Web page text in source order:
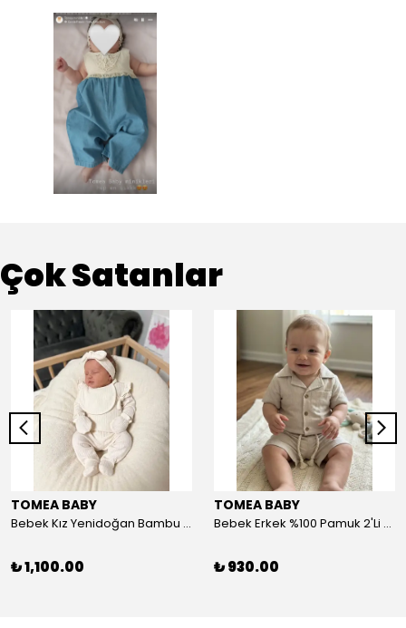
Çok Satanlar
TOMEA BABY
Bebek Kız Yenidoğan Bambu 5'li Set - Nefes Alan Kumaş
₺ 1,100.00
TOMEA BABY
Bebek Erkek %100 Pamuk 2'Li Şort-Tshirt Takım - Nefes Alan Kumaş
₺ 930.00